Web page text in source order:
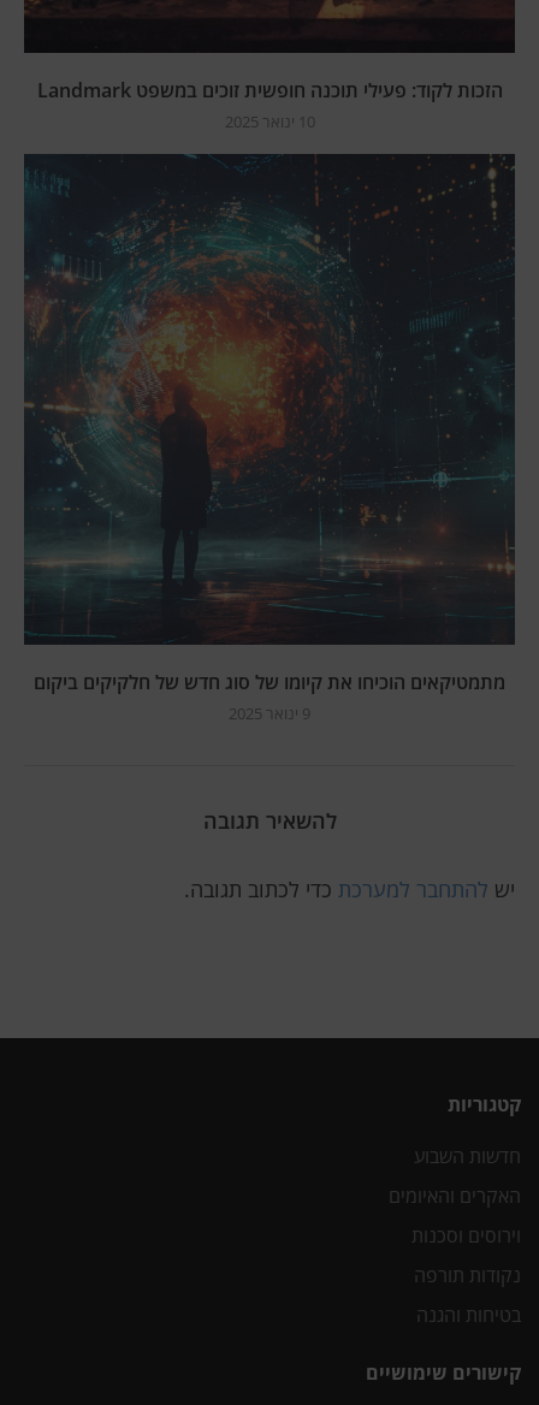
הזכות לקוד: פעילי תוכנה חופשית זוכים במשפט Landmark
10 ינואר 2025
מתמטיקאים הוכיחו את קיומו של סוג חדש של חלקיקים ביקום
9 ינואר 2025
להשאיר תגובה
יש להתחבר למערכת כדי לכתוב תגובה.
קטגוריות
חדשות השבוע
האקרים והאיומים
וירוסים וסכנות
נקודות תורפה
בטיחות והגנה
קישורים שימושיים